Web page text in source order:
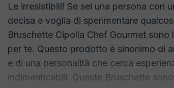
Le irresistibili! Se sei una persona con
decisa e voglia di sperimentare
Bruschette Cipolla Chef Gourmet sono
per te. Questo prodotto è sinonimo di
e di una personalità che cerca
indimenticabili. Queste Bruschette